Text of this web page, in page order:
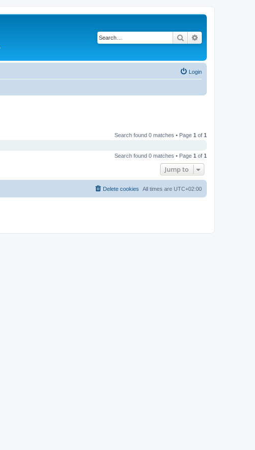
Search
Login
Search found 0 matches • Page 1 of 1
Search found 0 matches • Page 1 of 1
Jump to
All times are UTC+02:00
Delete cookies